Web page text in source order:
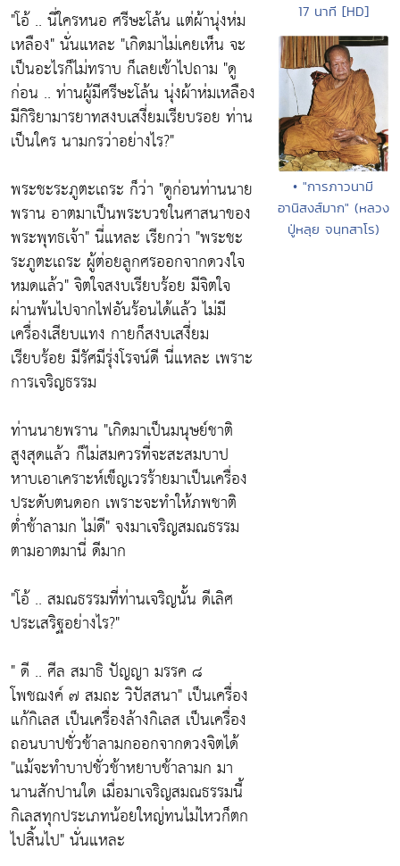
"โอ้ .. นี่ใครหนอ ศรีษะโล้น แต่ผ้านุ่งห่ม
เหลือง" นั่นแหละ "เกิดมาไม่เคยเห็น จะ
เป็นอะไรก็ไม่ทราบ ก็เลยเข้าไปถาม "ดู
ก่อน .. ท่านผู้มีศรีษะโล้น นุ่งผ้าห่มเหลือง
มีกิริยามารยาทสงบเสงี่ยมเรียบรอย ท่าน
เป็นใคร นามกรว่าอย่างไร?"
พระชะระภูตะเถระ ก็ว่า "ดูก่อนท่านนาย
พราน อาตมาเป็นพระบวชในศาสนาของ
พระพุทธเจ้า"นี่แหละ เรียกว่า "พระชะ
ระภูตะเถระ ผู้ต่อยลูกศรออกจากดวงใจ
หมดแล้ว"จิตใจสงบเรียบร้อย มีจิตใจ
ผ่านพ้นไปจากไฟอันร้อนได้แล้ว ไม่มี
เครื่องเสียบแทง กายก็สงบเสงี่ยม
เรียบร้อย มีรัศมีรุ่งโรจน์ดี นี่แหละ เพราะ
การเจริญธรรม
ท่านนายพราน "เกิดมาเป็นมนุษย์ชาติ
สูงสุดแล้ว ก็ไม่สมควรที่จะสะสมบาป
หาบเอาเคราะห์เข็ญเวรร้ายมาเป็นเครื่อง
ประดับตนดอก เพราะจะทำให้ภพชาติ
ต่ำช้าลามก ไม่ดี"จงมาเจริญสมณธรรม
ตามอาตมานี่ ดีมาก
"โอ้ .. สมณธรรมที่ท่านเจริญนั้น ดีเลิศ
ประเสริฐอย่างไร?"
" ดี .. ศีล สมาธิ ปัญญา มรรค ๘
โพชฌงค์ ๗ สมถะ วิปัสสนา" เป็นเครื่อง
แก้กิเลส เป็นเครื่องล้างกิเลส เป็นเครื่อง
ถอนบาปชั่วช้าลามกออกจากดวงจิตได้
"แม้จะทำบาปชั่วช้าหยาบช้าลามก มา
นานสักปานใด เมื่อมาเจริญสมณธรรมนี้
กิเลสทุกประเภทน้อยใหญ่ทนไม่ไหวก็ตก
ไปสิ้นไป"นั่นแหละ
17 นาที [HD]
• "การภาวนามี
อานิสงส์มาก" (หลวง
ปู่หลุย จนฺทสาโร)